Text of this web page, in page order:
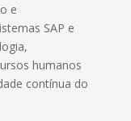
e
SAP e
humanos
contínua do